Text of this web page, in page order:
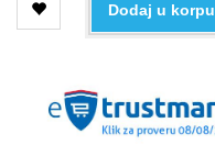
Dodaj u korpu